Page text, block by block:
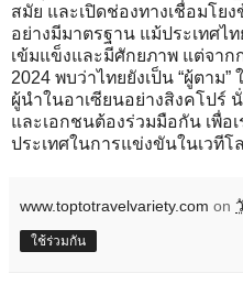
สมัย และเปิดช่องทางเชื่อมโย
อย่างมีมาตรฐาน แม้ประเทศไ
เข้มแข็งและมีศักยภาพ แต่จาก
2024 พบว่าไทยยังเป็น “ผู้ตาม
ผู้นำในอาเซียนอย่างสิงคโปร์
และเอกชนต้องร่วมมือกัน เพื่อ
ประเทศในการแข่งขันในเวทีโ
www.toptotravelvariety.com on
ใช้ร่วมกัน